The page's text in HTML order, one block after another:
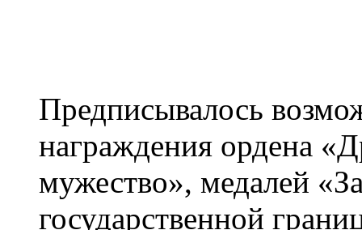
Предписывалось
награждения ордена
мужество», медалей
государственной